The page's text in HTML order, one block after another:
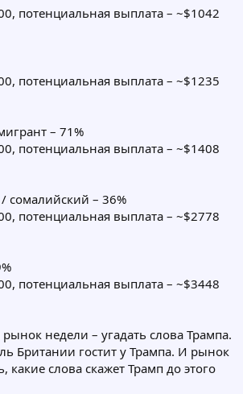
потенциальная выплата – ~$1042
потенциальная выплата – ~$1235
– 71%
потенциальная выплата – ~$1408
сомалийский – 36%
потенциальная выплата – ~$2778
потенциальная выплата – ~$3448
недели – угадать слова Трампа.
Британии гостит у Трампа. И рынок
какие слова скажет Трамп до этого